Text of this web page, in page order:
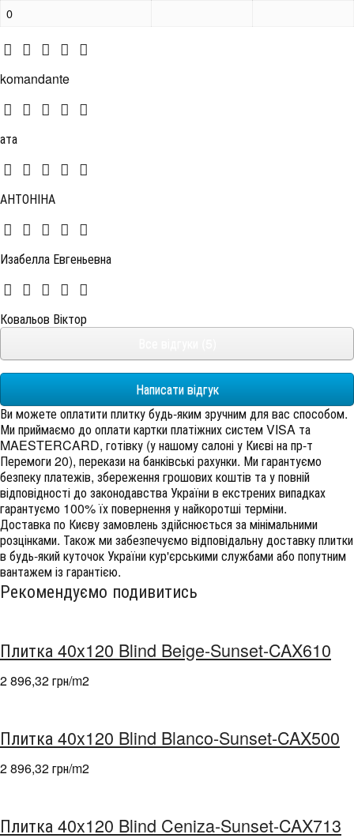
0
komandante
ата
АНТОНІНА
Изабелла Евгеньевна
Ковальов Віктор
Написати відгук
Ви можете оплатити плитку будь-яким зручним для вас способом.
Ми приймаємо до оплати картки платіжних систем VISA та
MAESTERCARD, готівку (у нашому салоні у Києві на пр-т
Перемоги 20), перекази на банківські рахунки. Ми гарантуємо
безпеку платежів, збереження грошових коштів та у повній
відповідності до законодавства України в екстрених випадках
гарантуємо 100% їх повернення у найкоротші терміни.
Доставка по Києву замовлень здійснюється за мінімальними
розцінками. Також ми забезпечуємо відповідальну доставку плитки
в будь-який куточок України кур'єрськими службами або попутним
вантажем із гарантією.
Рекомендуємо подивитись
Плитка 40x120 Blind Beige-Sunset-CAX610
2 896,32 грн/m2
Плитка 40x120 Blind Blanco-Sunset-CAX500
2 896,32 грн/m2
Плитка 40x120 Blind Ceniza-Sunset-CAX713